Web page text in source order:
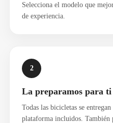
Selecciona el modelo que
de experiencia.
2
La preparamos para ti
Todas las bicicletas se
plataforma incluidos. También